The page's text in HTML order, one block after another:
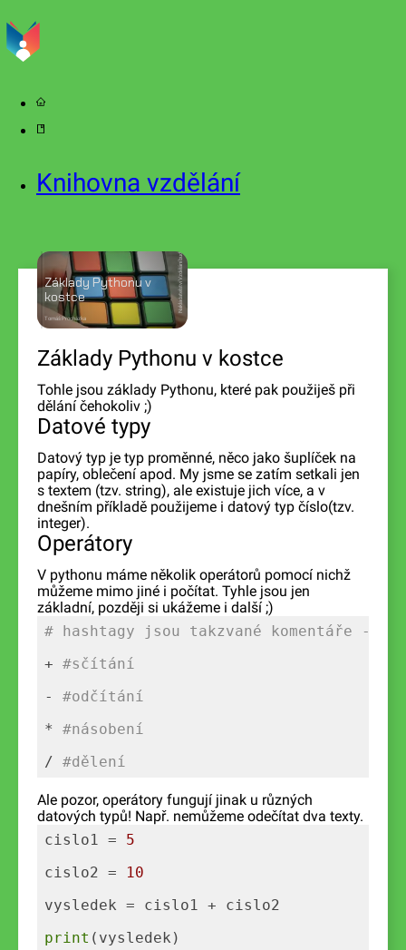
Knihovna vzdělání
Základy Pythonu v
kostce
Nakladatelství
Vzdělání budoucnosti
Tomáš Procházka
Základy Pythonu v kostce
Tohle jsou základy Pythonu, které pak použiješ při
dělání čehokoliv ;)
Datové typy
Datový typ je typ proměnné, něco jako šuplíček na
papíry, oblečení apod. My jsme se zatím setkali jen
s textem (tzv. string), ale existuje jich více, a v
dnešním příkladě použijeme i datový typ číslo(tzv.
integer).
Operátory
V pythonu máme několik operátorů pomocí nichž
můžeme mimo jiné i počítat. Tyhle jsou jen
základní, později si ukážeme i další ;)
# hashtagy jsou takzvané komentáře -
+ #sčítání
- #odčítání
* #násobení
/ #dělení
Ale pozor, operátory fungují jinak u různých
datových typů! Např. nemůžeme odečítat dva texty.
cislo1 = 5
cislo2 =
10
print